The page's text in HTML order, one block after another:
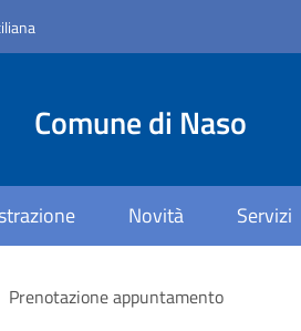
Comune di Naso
Novità Servizi
di pane
Prenotazione appuntamento